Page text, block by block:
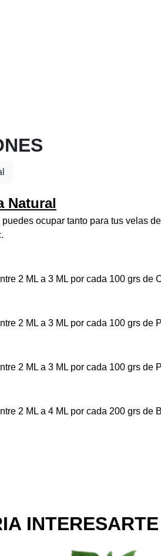
Natural
ocupar tanto para tus velas
2 ML a 3 ML por cada 100 grs
2 ML a 3 ML por cada 100 grs
2 ML a 3 ML por cada 100 grs
2 ML a 4 ML por cada 200 grs
INTERESARTE